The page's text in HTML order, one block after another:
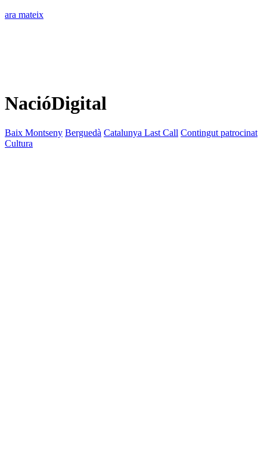
ara mateix
NacióDigital
Baix Montseny Berguedà Catalunya Last Call Contingut patrocinat
Cultura